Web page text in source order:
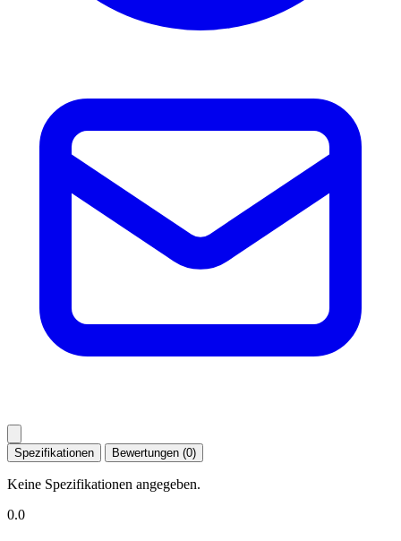
Spezifikationen Bewertungen (0)
Keine Spezifikationen angegeben.
0.0